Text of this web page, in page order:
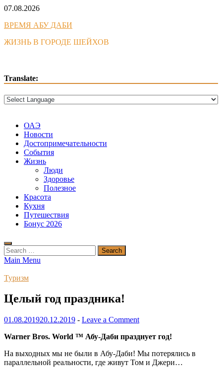
Skip
content
07.08.2026
ВРЕМЯ АБУ ДАБИ
ЖИЗНЬ В ГОРОДЕ ШЕЙХОВ
Translate:
ОАЭ
Новости
Достопримечательности
События
Жизнь
Люди
Здоровье
Полезное
Красота
Кухня
Путешествия
Бонус 2026
Search
for:
Main Menu
Туризм
Целый год праздника!
01.08.201920.12.2019 - Leave a Comment
Warner Bros. World ™ Абу-Даби празднует год!
На выходных мы не были в Абу-Даби! Мы потерялись в
параллельной реальности, где живут Том и Джери…